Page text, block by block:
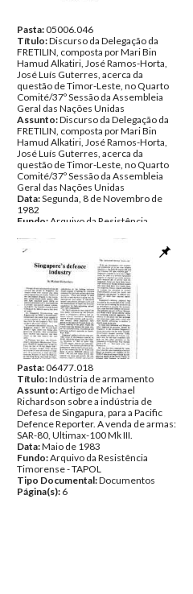
Pasta:05006.046
Título:Discurso da Delegação da
FRETILIN, composta por Mari Bin
Hamud Alkatiri, José Ramos-Horta,
José Luís Guterres, acerca da
questão de Timor-Leste, no Quarto
Comité/37º Sessão da Assembleia
Geral das Nações Unidas
Assunto:Discurso da Delegação da
FRETILIN, composta por Mari Bin
Hamud Alkatiri, José Ramos-Horta,
José Luís Guterres, acerca da
questão de Timor-Leste, no Quarto
Comité/37º Sessão da Assembleia
Geral das Nações Unidas
Data:Segunda, 8 de Novembro de
1982
Fundo: Arquivo da Resistência
Página(s):
Pasta:06477.018
Título:Indústria de armamento
Assunto:Artigo de Michael
Richardson sobre a indústria de
Defesa de Singapura, para a Pacific
Defence Reporter. A venda de armas:
SAR-80, Ultimax-100 Mk III.
Data:Maio de 1983
Fundo:Arquivo da Resistência
Timorense - TAPOL
Tipo Documental:Documentos
Página(s): 6